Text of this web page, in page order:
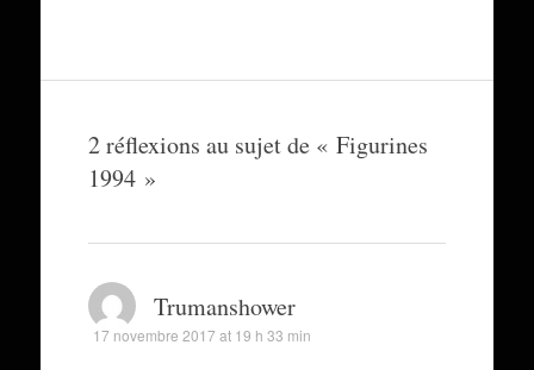
2 réflexions au sujet de « Figurines
1994»
Trumanshower
17 novembre 2017 at 19 h 33 min